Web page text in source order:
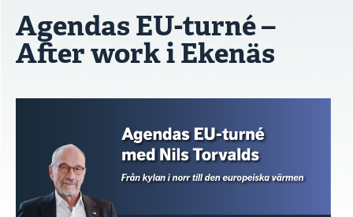
Aktuellt
Publikationer
Agendas EU-turné –
After work i Ekenäs